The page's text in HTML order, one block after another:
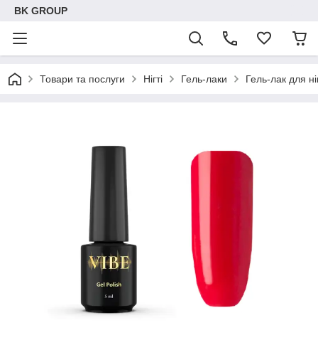
BK GROUP
Товари та послуги Нігті Гель-лаки Гель-лак для